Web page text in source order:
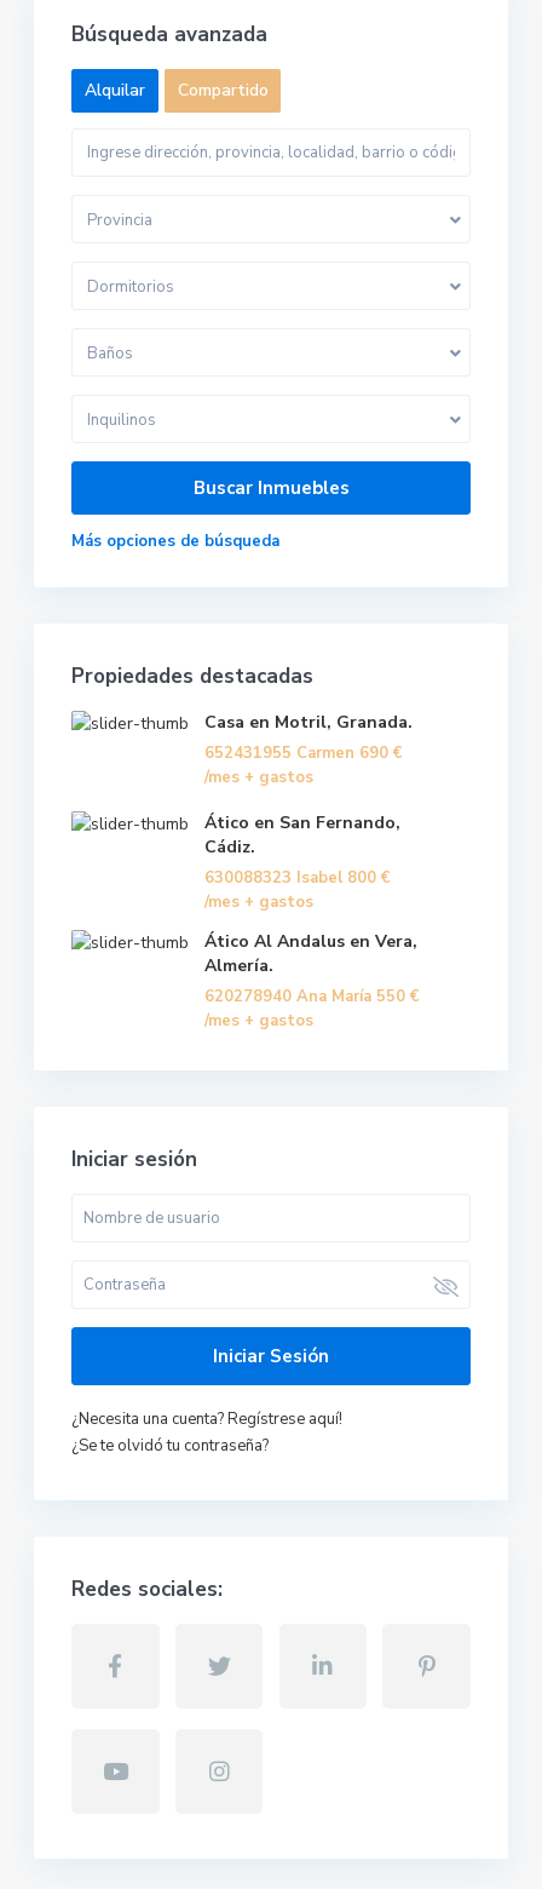
Búsqueda avanzada
Alquilar Compartido
Provincia
Dormitorios
Baños
Inquilinos
Más opciones de búsqueda
Propiedades destacadas
Casa en Motril, Granada.
652431955 Carmen 690 €
/mes + gastos
Ático en San Fernando,
Cádiz.
630088323 Isabel 800 €
/mes + gastos
Ático Al Andalus en Vera,
Almería.
620278940 Ana María 550 €
/mes + gastos
Iniciar sesión
Iniciar Sesión
¿Necesita una cuenta? Regístrese aquí!
¿Se te olvidó tu contraseña?
Redes sociales: